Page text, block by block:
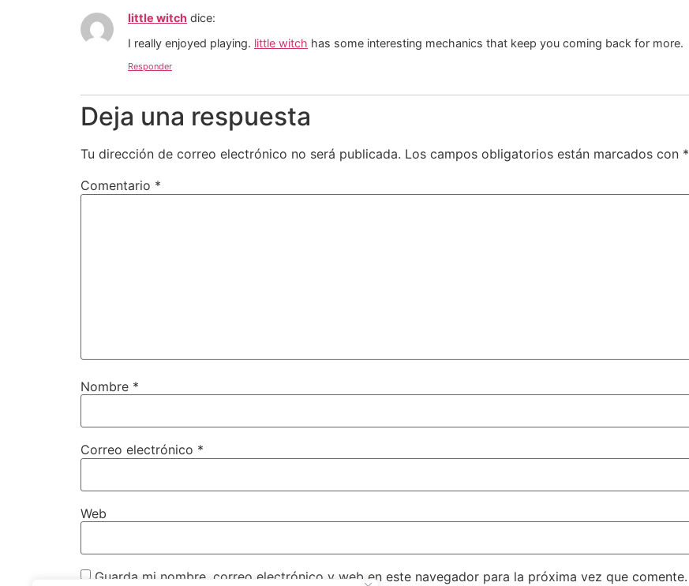
little witch dice:
I really enjoyed playing. little witch has some interesting mechanics that keep you coming back for more.
Responder
Deja una respuesta
Tu dirección de correo electrónico no será publicada. Los campos obligatorios están marcados con *
Comentario *
Nombre *
Correo electrónico *
Web
Guarda mi nombre, correo electrónico y web en este navegador para la próxima vez que comente.